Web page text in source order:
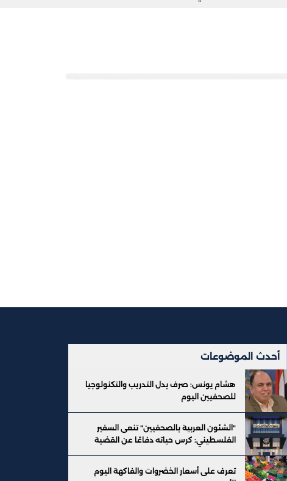
أحدث الموضوعات
هشام يونس: صرف بدل التدريب والتكنولوجيا
للصحفيين اليوم
"الشئون العربية بالصحفيين" تنعى السفير
الفلسطيني: كرس حياته دفاعًا عن القضية
تعرف على أسعار الخضروات والفاكهة اليوم